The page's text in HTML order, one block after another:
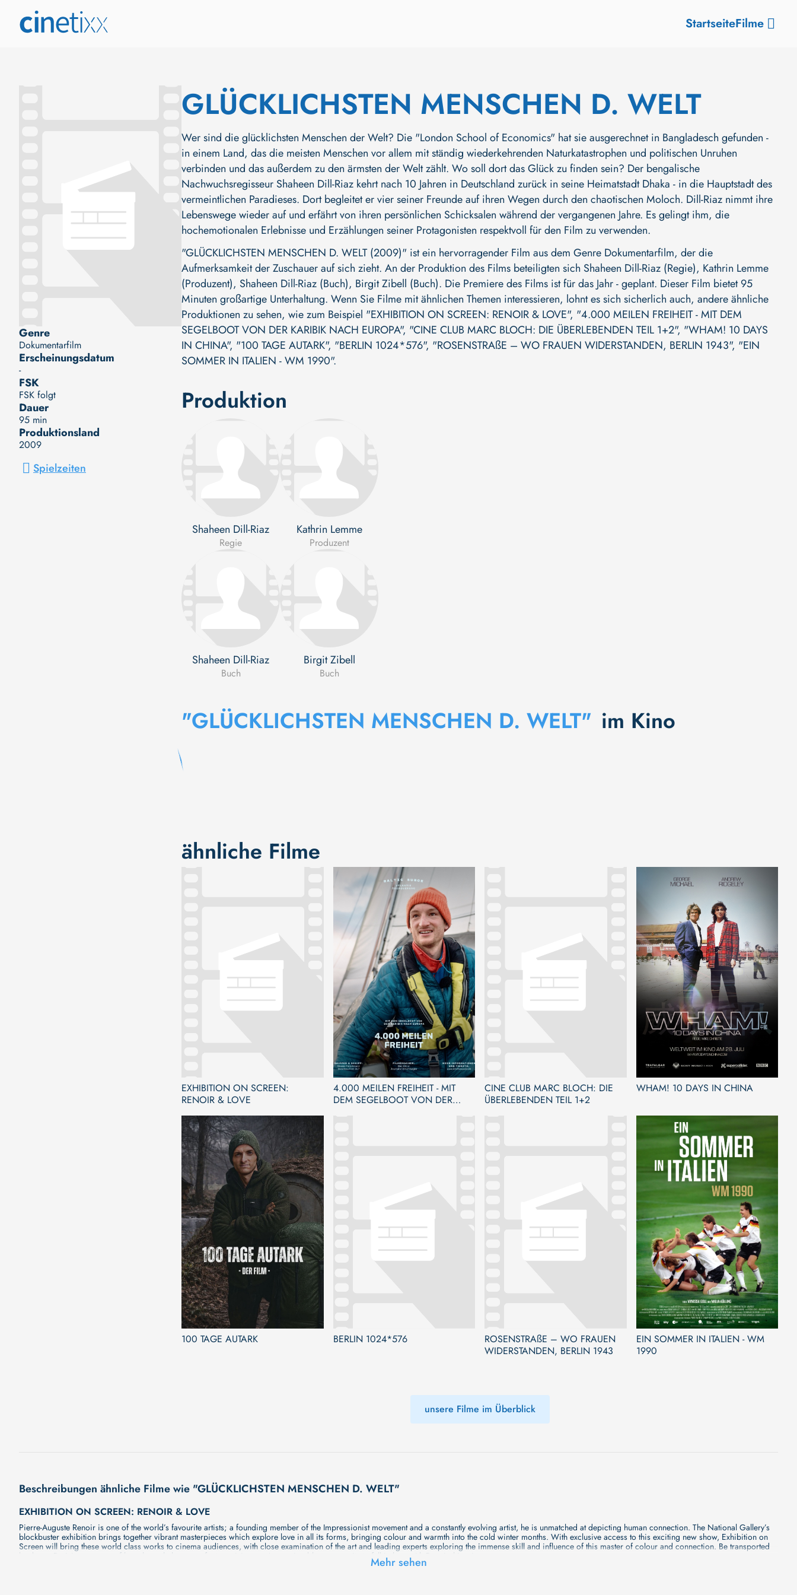
StartseiteFilme
Genre
Dokumentarfilm
Erscheinungsdatum
-
FSK
FSK folgt
Dauer
95 min
Produktionsland
2009
Spielzeiten
GLÜCKLICHSTEN MENSCHEN D. WELT
Wer sind die glücklichsten Menschen der Welt? Die "London School of Economics" hat sie ausgerechnet in Bangladesch gefunden -
in einem Land, das die meisten Menschen vor allem mit ständig wiederkehrenden Naturkatastrophen und politischen Unruhen
verbinden und das außerdem zu den ärmsten der Welt zählt. Wo soll dort das Glück zu finden sein? Der bengalische
Nachwuchsregisseur Shaheen Dill-Riaz kehrt nach 10 Jahren in Deutschland zurück in seine Heimatstadt Dhaka - in die Hauptstadt des
vermeintlichen Paradieses. Dort begleitet er vier seiner Freunde auf ihren Wegen durch den chaotischen Moloch. Dill-Riaz nimmt ihre
Lebenswege wieder auf und erfährt von ihren persönlichen Schicksalen während der vergangenen Jahre. Es gelingt ihm, die
hochemotionalen Erlebnisse und Erzählungen seiner Protagonisten respektvoll für den Film zu verwenden.
"GLÜCKLICHSTEN MENSCHEN D. WELT (2009)" ist ein hervorragender Film aus dem Genre Dokumentarfilm, der die
Aufmerksamkeit der Zuschauer auf sich zieht. An der Produktion des Films beteiligten sich Shaheen Dill-Riaz (Regie), Kathrin Lemme
(Produzent), Shaheen Dill-Riaz (Buch), Birgit Zibell (Buch). Die Premiere des Films ist für das Jahr - geplant. Dieser Film bietet 95
Minuten großartige Unterhaltung. Wenn Sie Filme mit ähnlichen Themen interessieren, lohnt es sich sicherlich auch, andere ähnliche
Produktionen zu sehen, wie zum Beispiel "EXHIBITION ON SCREEN: RENOIR & LOVE", "4.000 MEILEN FREIHEIT - MIT DEM
SEGELBOOT VON DER KARIBIK NACH EUROPA", "CINE CLUB MARC BLOCH: DIE ÜBERLEBENDEN TEIL 1+2", "WHAM! 10 DAYS
IN CHINA", "100 TAGE AUTARK", "BERLIN 1024*576", "ROSENSTRAßE – WO FRAUEN WIDERSTANDEN, BERLIN 1943", "EIN
SOMMER IN ITALIEN - WM 1990".
Produktion
Shaheen Dill-Riaz
Regie
Kathrin Lemme
Produzent
Shaheen Dill-Riaz
Buch
Birgit Zibell
Buch
"GLÜCKLICHSTEN MENSCHEN D. WELT" im Kino
ähnliche Filme
EXHIBITION ON SCREEN:
RENOIR & LOVE
4.000 MEILEN FREIHEIT - MIT
DEM SEGELBOOT VON DER
CINE CLUB MARC BLOCH: DIE
ÜBERLEBENDEN TEIL 1+2
WHAM! 10 DAYS IN CHINA
100 TAGE AUTARK BERLIN 1024*576
ROSENSTRAßE – WO FRAUEN
WIDERSTANDEN, BERLIN 1943
EIN SOMMER IN ITALIEN - WM
1990
unsere Filme im Überblick
Beschreibungen ähnliche Filme wie "GLÜCKLICHSTEN MENSCHEN D. WELT"
EXHIBITION ON SCREEN: RENOIR & LOVE
Pierre-Auguste Renoir is one of the world’s favourite artists; a founding member of the Impressionist movement and a constantly evolving artist, he is unmatched at depicting human connection. The National Gallery’s
blockbuster exhibition brings together vibrant masterpieces which explore love in all its forms, bringing colour and warmth into the cold winter months. With exclusive access to this exciting new show, Exhibition on
Screen will bring these world class works to cinema audiences, with close examination of the art and leading experts exploring the immense skill and influence of this master of colour and connection. Be transported
back to a Parisian summer of love through the eyes of a true visionary. An unmissable opportunity to fall in love with Renoir this winter.
4.000 MEILEN FREIHEIT - MIT DEM SEGELBOOT VON DER KARIBIK NACH EUROPAMehr sehen